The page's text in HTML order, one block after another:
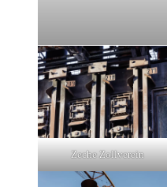
Zeche Zollverein